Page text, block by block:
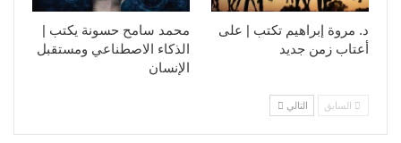
محمد سامح حسونة يكتب |
الذكاء الاصطناعي ومستقبل
الإنسان
د. مروة إبراهيم تكتب | على
أعتاب زمن جديد
السابق التالي